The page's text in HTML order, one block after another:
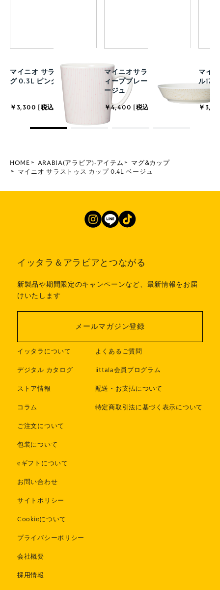
マイニオ サラストゥス マ
グ 0.3L ピンク
￥3,300 [税込]
マイニオサラストゥス デ
ィーププレート 23cm ベ
ージュ
￥4,400 [税込]
マイ
ル
￥
HOME ARABIA(アラビア)-アイテム
マグ&カップ
マイニオ サラストゥス カップ 0.4L ベージュ
イッタラ＆アラビアとつながる
新製品や期間限定のキャンペーンなど、最新情報をお届
けいたします
メールマガジン登録
イッタラについて
デジタル カタログ
ストア情報
コラム
ご注文について
包装について
eギフトについて
よくあるご質問
iittala会員プログラム
配送・お支払について
特定商取引法に基づく表示について
お問い合わせ
サイトポリシー
Cookieについて
プライバシーポリシー
会社概要
採用情報